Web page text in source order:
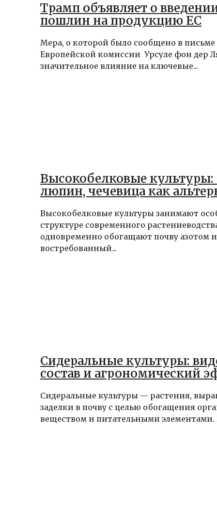
Трамп объявляет о
пошлин на продукцию ЕС
Мера, о которой было сообщено в письме
Европейской комиссии Урсуле фон дер
значительное влияние на ключевые...
Высокобелковые культуры:
люпин, чечевица как
Высокобелковые культуры занимают
структуре современного
одновременно обогащают почву азотом
востребованный...
Сидеральные культуры:
состав и агрономический
Сидеральные культуры — растения,
заделки в почву с целью обогащения
веществом и питательными элементами.